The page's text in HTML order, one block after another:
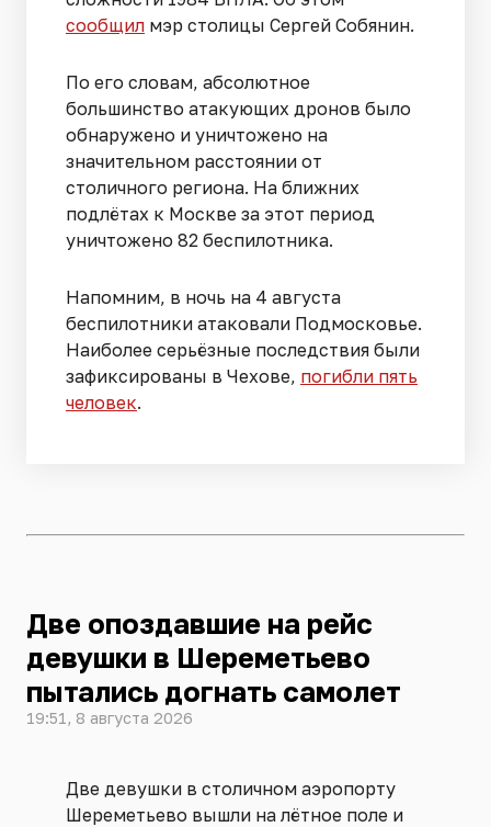
сообщил мэр столицы Сергей Собянин.
По его словам, абсолютное
большинство атакующих дронов было
обнаружено и уничтожено на
значительном расстоянии от
столичного региона. На ближних
подлётах к Москве за этот период
уничтожено 82 беспилотника.
Напомним, в ночь на 4 августа
беспилотники атаковали Подмосковье.
Наиболее серьёзные последствия были
зафиксированы в Чехове, погибли пять
человек.
Две опоздавшие на рейс
девушки в Шереметьево
пытались догнать самолет
19:51, 8 августа 2026
Две девушки в столичном аэропорту
Шереметьево вышли на лётное поле и